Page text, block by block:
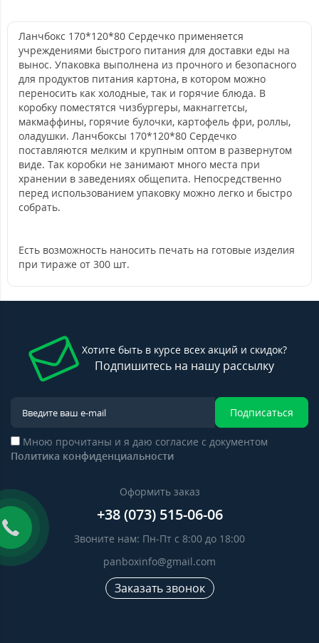
Ланчбокс 170*120*80 Сердечко применяется
учреждениями быстрого питания для доставки еды на
вынос. Упаковка выполнена из прочного и безопасного
для продуктов питания картона, в котором можно
переносить как холодные, так и горячие блюда. В
коробку поместятся чизбургеры, макнаггетсы,
макмаффины, горячие булочки, картофель фри, роллы,
оладушки. Ланчбоксы 170*120*80 Сердечко
поставляются мелким и крупным оптом в развернутом
виде. Так коробки не занимают много места при
хранении в заведениях общепита. Непосредственно
перед использованием упаковку можно легко и быстро
собрать.
Есть возможность наносить печать на готовые изделия
при тираже от 300 шт.
Хотите быть в курсе всех акций и скидок?
Подпишитесь на нашу рассылку
Подписаться
Мною прочитаны и я даю согласие с документом
Политика конфиденциальности
Оформить заказ
+38 (073) 515-06-06
Звоните нам: Пн-Пт с 8:00 до 18:00
panboxinfo@gmail.com
Заказать звонок